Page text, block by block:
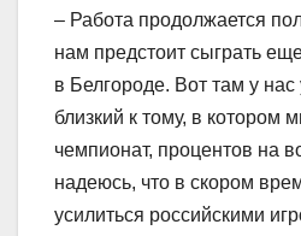
– Работа продолжается
нам предстоит сыграть
в Белгороде. Вот там у нас
близкий к тому, в котором
чемпионат, процентов на
надеюсь, что в скором
усилиться российскими